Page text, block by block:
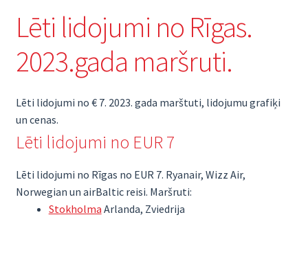
Lēti lidojumi no Rīgas.
2023.gada maršruti.
Lēti lidojumi no € 7. 2023. gada marštuti, lidojumu grafiķi
un cenas.
Lēti lidojumi no EUR 7
Lēti lidojumi no Rīgas no EUR 7. Ryanair, Wizz Air,
Norwegian un airBaltic reisi. Maršruti:
Stokholma Arlanda, Zviedrija